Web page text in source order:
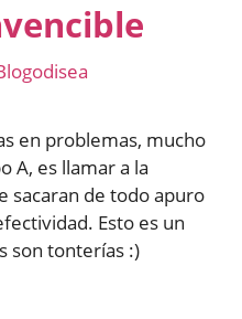
en problemas, mucho
A, es llamar a la
sacaran de todo apuro
Esto es un
son tonterías :)